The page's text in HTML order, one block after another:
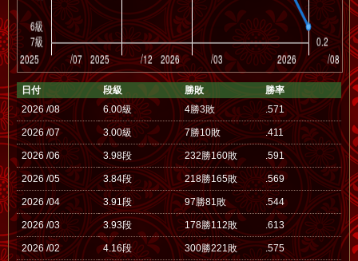
日付 段級 勝敗
勝率
2026 /08
6.00級 4勝3敗 .571
2026 /07 3.00級 7勝10敗 .411
2026 /06 3.98段 232勝160敗 .591
2026 /05 3.84段 218勝165敗 .569
2026 /04 3.91段 97勝81敗 .544
2026 /03 3.93段 178勝112敗 .613
2026 /02 4.16段 300勝221敗 .575